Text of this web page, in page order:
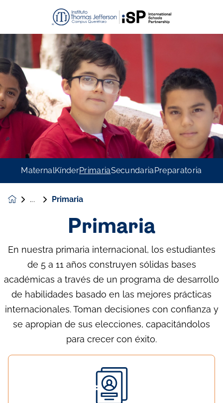
MaternalKínderPrimariaSecundariaPreparatoria
Primaria
Primaria
En nuestra primaria internacional, los estudiantes
de 5 a 11 años construyen sólidas bases
académicas a través de un programa de desarrollo
de habilidades basado en las mejores prácticas
internacionales. Toman decisiones con confianza y
se apropian de sus elecciones, capacitándolos
para crecer con éxito.